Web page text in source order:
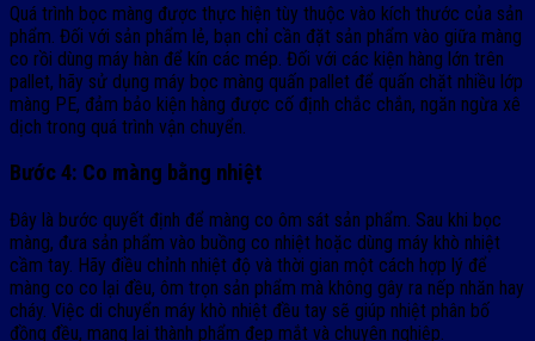
Quá trình bọc màng được thực hiện tùy thuộc vào kích thước của sản
phẩm. Đối với sản phẩm lẻ, bạn chỉ cần đặt sản phẩm vào giữa màng
co rồi dùng máy hàn để kín các mép. Đối với các kiện hàng lớn trên
pallet, hãy sử dụng máy bọc màng quấn pallet để quấn chặt nhiều lớp
màng PE, đảm bảo kiện hàng được cố định chắc chắn, ngăn ngừa xê
dịch trong quá trình vận chuyển.
Bước 4: Co màng bằng nhiệt
Đây là bước quyết định để màng co ôm sát sản phẩm. Sau khi bọc
màng, đưa sản phẩm vào buồng co nhiệt hoặc dùng máy khò nhiệt
cầm tay. Hãy điều chỉnh nhiệt độ và thời gian một cách hợp lý để
màng co co lại đều, ôm trọn sản phẩm mà không gây ra nếp nhăn hay
cháy. Việc di chuyển máy khò nhiệt đều tay sẽ giúp nhiệt phân bố
đồng đều, mang lại thành phẩm đẹp mắt và chuyên nghiệp.